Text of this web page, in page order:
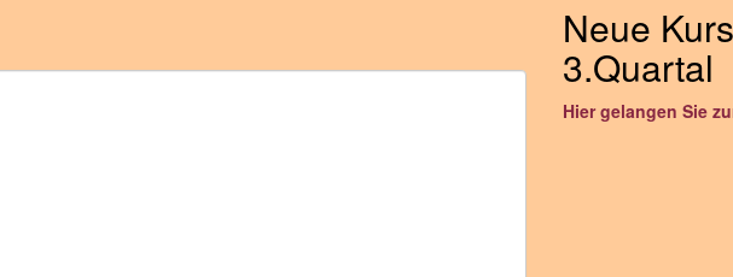
Neue
3.Quartal
Hier gelangen Sie